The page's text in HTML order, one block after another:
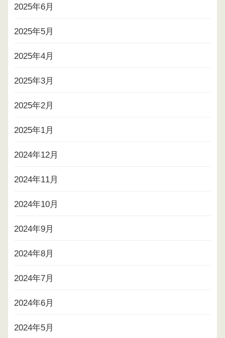
2025年6月
2025年5月
2025年4月
2025年3月
2025年2月
2025年1月
2024年12月
2024年11月
2024年10月
2024年9月
2024年8月
2024年7月
2024年6月
2024年5月